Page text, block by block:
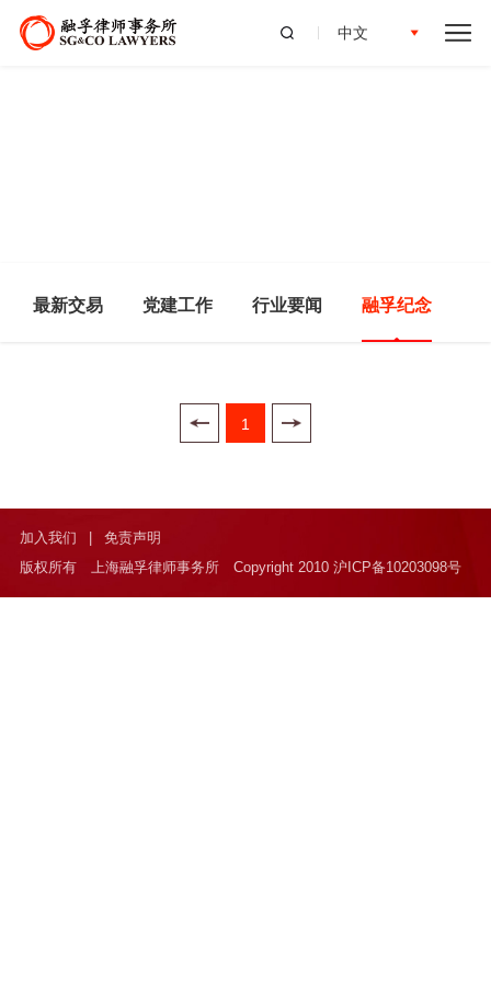
中文
最新交易 党建工作 行业要闻 融孚纪念
1
加入我们
免责声明
版权所有 上海融孚律师事务所 Copyright 2010 沪ICP备10203098号